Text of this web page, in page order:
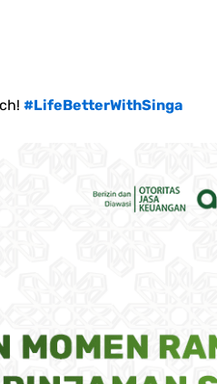
#LifeBetterWithSinga